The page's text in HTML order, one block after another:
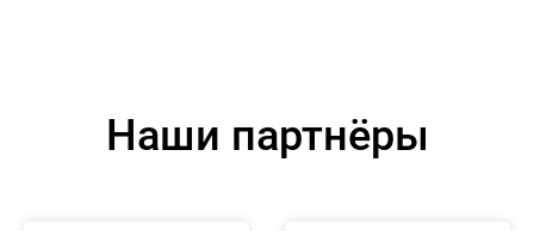
Наши партнёры